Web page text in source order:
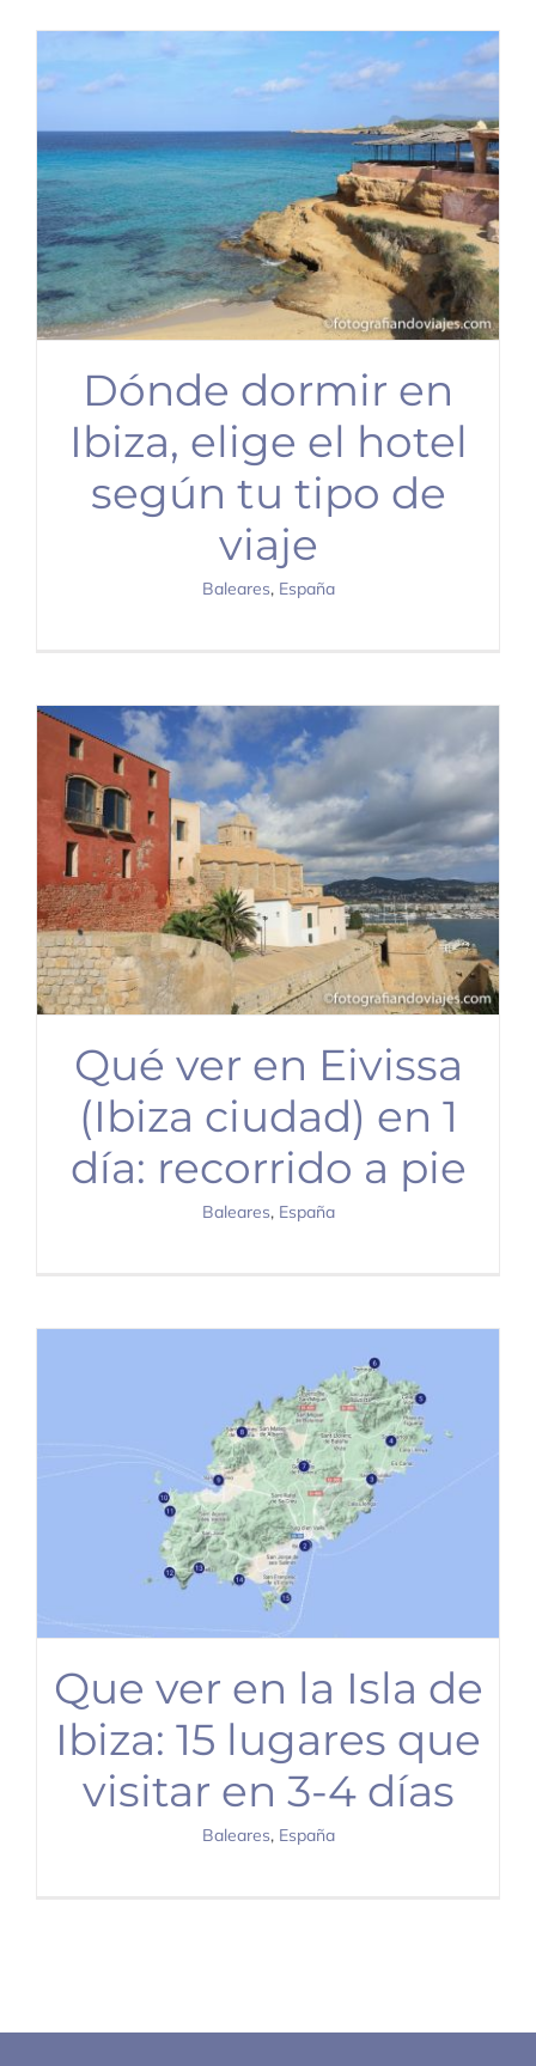
Dónde dormir en
Ibiza, elige el hotel
según tu tipo de
viaje
Baleares, España
Qué ver en Eivissa
(Ibiza ciudad) en 1
día: recorrido a pie
Baleares, España
Que ver en la Isla de
Ibiza: 15 lugares que
visitar en 3-4 días
Baleares, España